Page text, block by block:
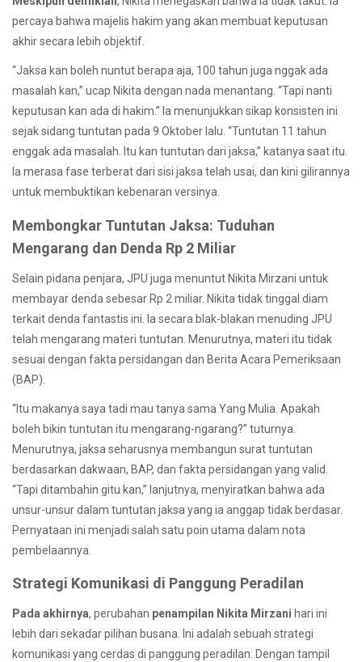
percaya bahwa majelis hakim yang akan membuat keputusan
akhir secara lebih objektif.
“Jaksa kan boleh nuntut berapa aja, 100 tahun juga nggak ada
masalah kan,” ucap Nikita dengan nada menantang. “Tapi nanti
keputusan kan ada di hakim.” Ia menunjukkan sikap konsisten ini
sejak sidang tuntutan pada 9 Oktober lalu. “Tuntutan 11 tahun
enggak ada masalah. Itu kan tuntutan dari jaksa,” katanya saat itu.
Ia merasa fase terberat dari sisi jaksa telah usai, dan kini gilirannya
untuk membuktikan kebenaran versinya.
Membongkar Tuntutan Jaksa: Tuduhan
Mengarang dan Denda Rp 2 Miliar
Selain pidana penjara, JPU juga menuntut Nikita Mirzani untuk
membayar denda sebesar Rp 2 miliar. Nikita tidak tinggal diam
terkait denda fantastis ini. Ia secara blak-blakan menuding JPU
telah mengarang materi tuntutan. Menurutnya, materi itu tidak
sesuai dengan fakta persidangan dan Berita Acara Pemeriksaan
(BAP).
“Itu makanya saya tadi mau tanya sama Yang Mulia. Apakah
boleh bikin tuntutan itu mengarang-ngarang?” tuturnya.
Menurutnya, jaksa seharusnya membangun surat tuntutan
berdasarkan dakwaan, BAP, dan fakta persidangan yang valid.
“Tapi ditambahin gitu kan,” lanjutnya, menyiratkan bahwa ada
unsur-unsur dalam tuntutan jaksa yang ia anggap tidak berdasar.
Pernyataan ini menjadi salah satu poin utama dalam nota
pembelaannya.
Strategi Komunikasi di Panggung Peradilan
Pada akhirnya, perubahan penampilan Nikita Mirzani hari ini
lebih dari sekadar pilihan busana. Ini adalah sebuah strategi
komunikasi yang cerdas di panggung peradilan. Dengan tampil